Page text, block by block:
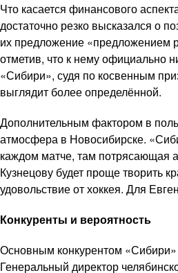
Что касается финансового
достаточно резко высказался о
их предложение «предложением
отметив, что к нему официально
«Сибири», судя по косвенным
выглядит более определённой.
Дополнительным фактором в
атмосфера в Новосибирске.
каждом матче, там потрясающая
Кузнецову будет проще творить
удовольствие от хоккея. Для
Конкуренты и вероятность
Основным конкурентом «Сибири»
Генеральный директор